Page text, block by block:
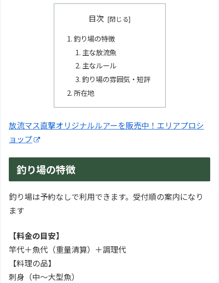
目次
釣り場の特徴
主な放流魚
主なルール
釣り場の雰囲気・短評
所在地
放流マス直撃オリジナルルアーを販売中！エリアプロシ
ョップ
釣り場の特徴
釣り場は予約なしで利用できます。受付順の案内になり
ます
【料金の目安】
竿代＋魚代（重量清算）＋調理代
【料理の品】
刺身（中～大型魚）